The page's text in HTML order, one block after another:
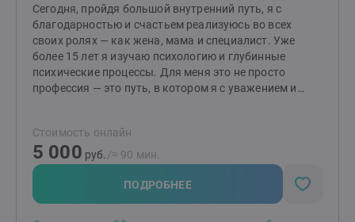
Сегодня, пройдя большой внутренний путь, я с
благодарностью и счастьем реализуюсь во всех
своих ролях — как жена, мама и специалист. Уже
более 15 лет я изучаю психологию и глубинные
психические процессы. Для меня это не просто
профессия — это путь, в котором я с уважением и
методы в поисках того, который действительно
работает. Сейчас я практикую в телесно-
ориентированном подходе. Он мягко воздействует на
нервную систему через телесные ощущения, что
позволяет не просто говорить о проблеме, а бережно
Стоимость онлайн
5 000 руб. /≈ 90 мин.
ПОДРОБНЕЕ